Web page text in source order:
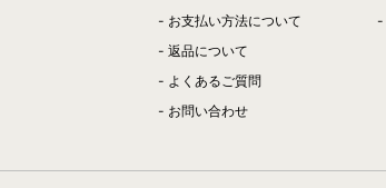
お支払い方法について
返品について
よくあるご質問
お問い合わせ